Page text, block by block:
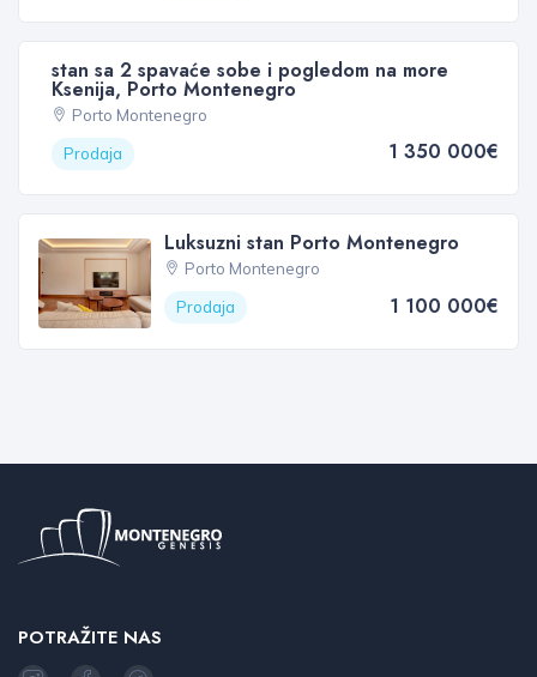
stan sa 2 spavaće sobe i pogledom na more
Ksenija, Porto Montenegro
Porto Montenegro
Prodaja
1 350 000€
Luksuzni stan Porto Montenegro
Porto Montenegro
Prodaja
1 100 000€
POTRAŽITE NAS